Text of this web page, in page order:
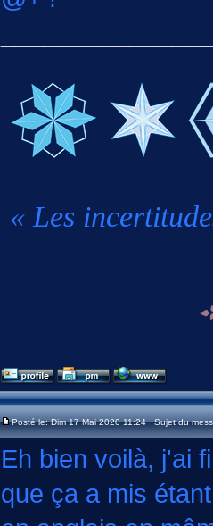
« Les
Posté le: Dim 17 Mai 2020 11:24 Sujet du
Eh bien voilà, j'ai
que ça a mis